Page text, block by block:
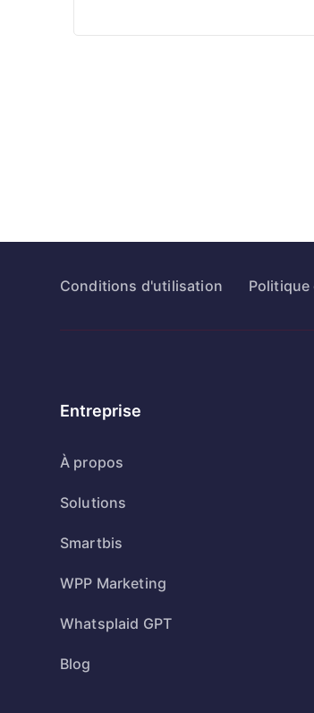
Conditions d'utilisation
Entreprise
À propos
Solutions
Smartbis
WPP Marketing
Whatsplaid GPT
Blog